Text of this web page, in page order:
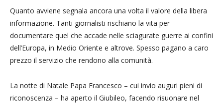
Quanto avviene segnala ancora una volta il valore della libera
informazione. Tanti giornalisti rischiano la vita per
documentare quel che accade nelle sciagurate guerre ai confini
dell’Europa, in Medio Oriente e altrove. Spesso pagano a caro
prezzo il servizio che rendono alla comunità.
La notte di Natale Papa Francesco – cui invio auguri pieni di
riconoscenza – ha aperto il Giubileo, facendo risuonare nel